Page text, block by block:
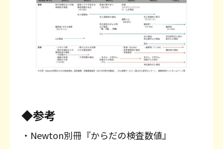
◆参考
・Newton別冊『からだの検査数値』